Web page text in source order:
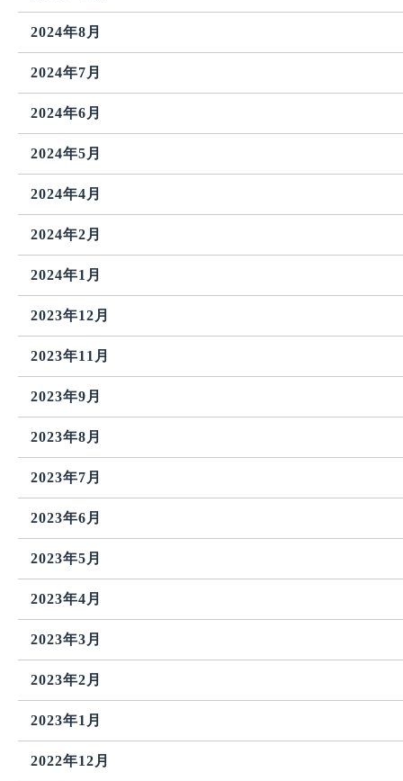
2024年8月
2024年7月
2024年6月
2024年5月
2024年4月
2024年2月
2024年1月
2023年12月
2023年11月
2023年9月
2023年8月
2023年7月
2023年6月
2023年5月
2023年4月
2023年3月
2023年2月
2023年1月
2022年12月